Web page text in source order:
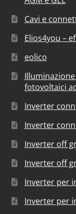
Cavi e
Elios4you –
eolico
fotovoltaici
Inverter
Inverter
Inverter off
Inverter off
Inverter per
Inverter per